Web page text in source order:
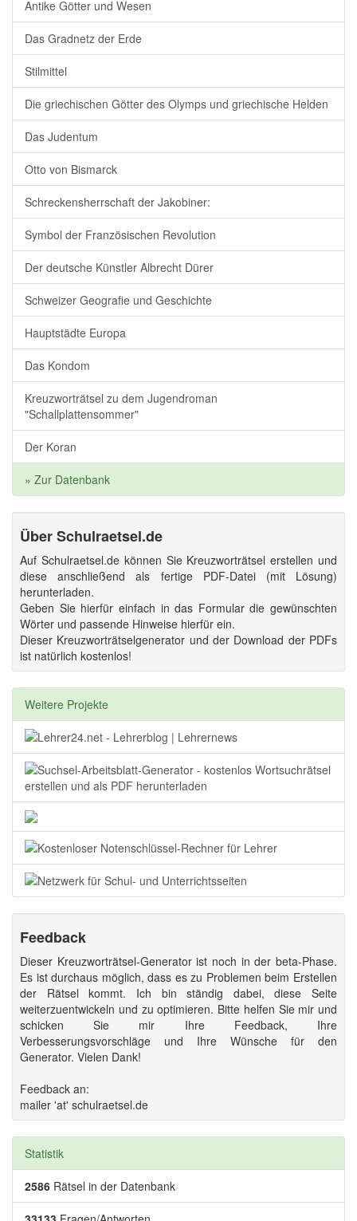
Antike Götter und Wesen
Das Gradnetz der Erde
Stilmittel
Die griechischen Götter des Olymps und griechische Helden
Das Judentum
Otto von Bismarck
Schreckensherrschaft der Jakobiner:
Symbol der Französischen Revolution
Der deutsche Künstler Albrecht Dürer
Schweizer Geografie und Geschichte
Hauptstädte Europa
Das Kondom
Kreuzworträtsel zu dem Jugendroman
"Schallplattensommer"
Der Koran
» Zur Datenbank
Über Schulraetsel.de
Auf Schulraetsel.de können Sie Kreuzworträtsel erstellen und
diese anschließend als fertige PDF-Datei (mit Lösung)
herunterladen.
Geben Sie hierfür einfach in das Formular die gewünschten
Wörter und passende Hinweise hierfür ein.
Dieser Kreuzworträtselgenerator und der Download der PDFs
ist natürlich kostenlos!
Weitere Projekte
Feedback
Dieser Kreuzworträtsel-Generator ist noch in der beta-Phase.
Es ist durchaus möglich, dass es zu Problemen beim Erstellen
der Rätsel kommt. Ich bin ständig dabei, diese Seite
weiterzuentwickeln und zu optimieren. Bitte helfen Sie mir und
schicken Sie mir Ihre Feedback, Ihre
Verbesserungsvorschläge und Ihre Wünsche für den
Generator. Vielen Dank!
Feedback an:
mailer 'at' schulraetsel.de
Statistik
2586 Rätsel in der Datenbank